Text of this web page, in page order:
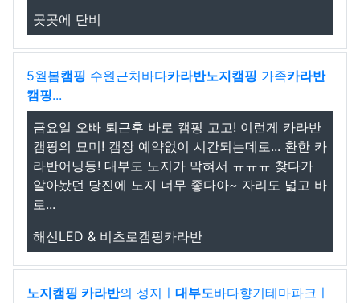
곳곳에 단비
5월봄캠핑 수원근처바다카라반노지캠핑 가족카라반
캠핑...
금요일 오빠 퇴근후 바로 캠핑 고고! 이런게 카라반
캠핑의 묘미! 캠장 예약없이 시간되는데로... 환한 카
라반어닝등! 대부도 노지가 막혀서 ㅠㅠㅠ 찾다가
알아놨던 당진에 노지 너무 좋다아~ 자리도 넓고 바
로...
해신LED & 비츠로캠핑카라반
노지캠핑 카라반의 성지ㅣ 대부도바다향기테마파크ㅣ